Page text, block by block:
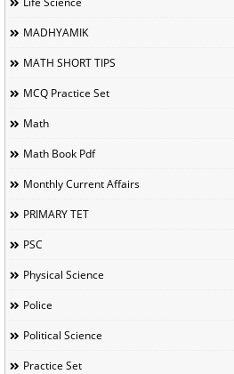
MADHYAMIK
MATH SHORT TIPS
MCQ Practice Set
Math
Math Book Pdf
Monthly Current Affairs
PRIMARY TET
PSC
Physical Science
Police
Political Science
Practice Set